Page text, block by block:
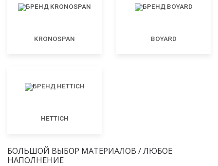
KRONOSPAN BOYARD
HETTICH
БОЛЬШОЙ ВЫБОР МАТЕРИАЛОВ / ЛЮБОЕ
НАПОЛНЕНИЕ